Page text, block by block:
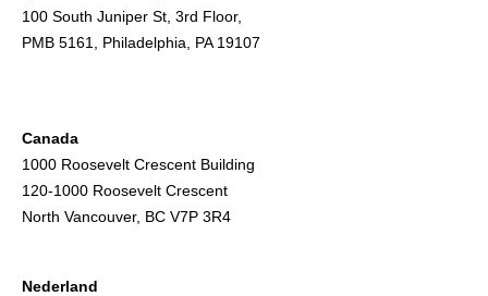
100 South Juniper St, 3rd Floor,
PMB 5161, Philadelphia, PA 19107
Canada
1000 Roosevelt Crescent Building
120-1000 Roosevelt Crescent
North Vancouver, BC V7P 3R4
Nederland